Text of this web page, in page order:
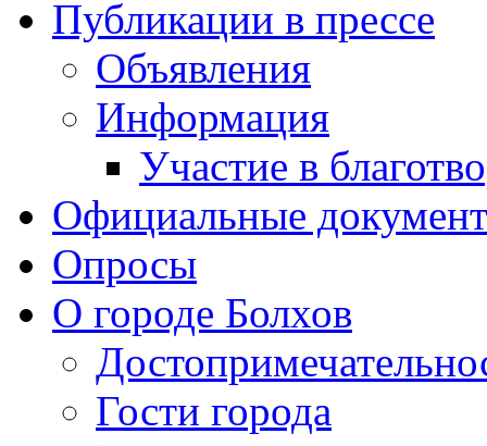
Публикации в прессе
Объявления
Информация
Участие в
Официальные
Опросы
О городе Болхов
Гости города